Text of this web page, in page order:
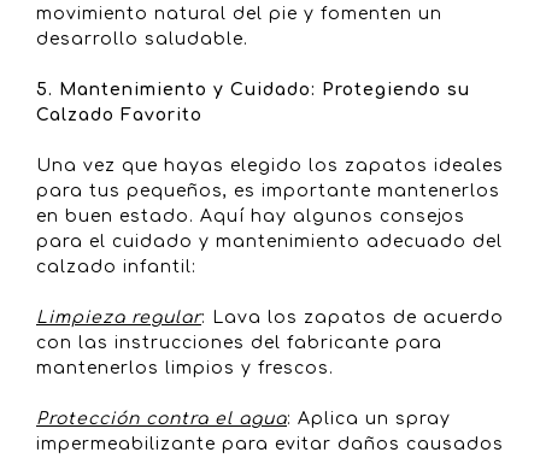
movimiento natural del pie y fomenten un
desarrollo saludable.
5. Mantenimiento y Cuidado: Protegiendo su
Calzado Favorito
Una vez que hayas elegido los zapatos ideales
para tus pequeños, es importante mantenerlos
en buen estado. Aquí hay algunos consejos
para el cuidado y mantenimiento adecuado del
calzado infantil:
Limpieza regular: Lava los zapatos de acuerdo
con las instrucciones del fabricante para
mantenerlos limpios y frescos.
Protección contra el agua: Aplica un spray
impermeabilizante para evitar daños causados